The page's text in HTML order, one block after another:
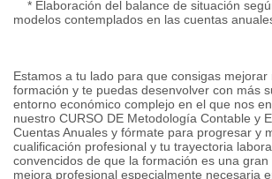
* Elaboración del balance de situación
modelos contemplados en las cuentas
Estamos a tu lado para que consigas mejorar
formación y te puedas desenvolver con más
entorno económico complejo en el que nos
nuestro CURSO DE Metodología Contable y
Cuentas Anuales y fórmate para progresar y
cualificación profesional y tu trayectoria
convencidos de que la formación es una
mejora profesional especialmente necesaria